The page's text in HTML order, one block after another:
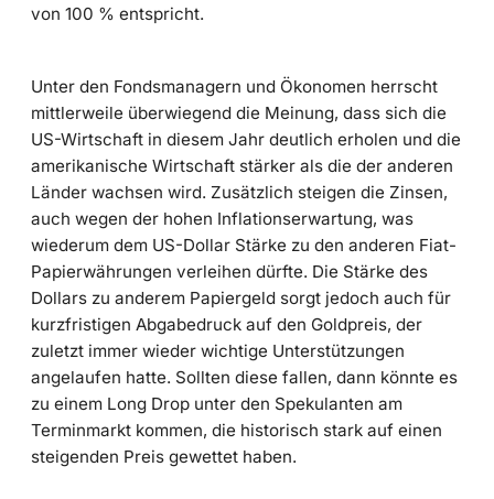
von 100 % entspricht.
Unter den Fondsmanagern und Ökonomen herrscht
mittlerweile überwiegend die Meinung, dass sich die
US-Wirtschaft in diesem Jahr deutlich erholen und die
amerikanische Wirtschaft stärker als die der anderen
Länder wachsen wird. Zusätzlich steigen die Zinsen,
auch wegen der hohen Inflationserwartung, was
wiederum dem US-Dollar Stärke zu den anderen Fiat-
Papierwährungen verleihen dürfte. Die Stärke des
Dollars zu anderem Papiergeld sorgt jedoch auch für
kurzfristigen Abgabedruck auf den Goldpreis, der
zuletzt immer wieder wichtige Unterstützungen
angelaufen hatte. Sollten diese fallen, dann könnte es
zu einem Long Drop unter den Spekulanten am
Terminmarkt kommen, die historisch stark auf einen
steigenden Preis gewettet haben.